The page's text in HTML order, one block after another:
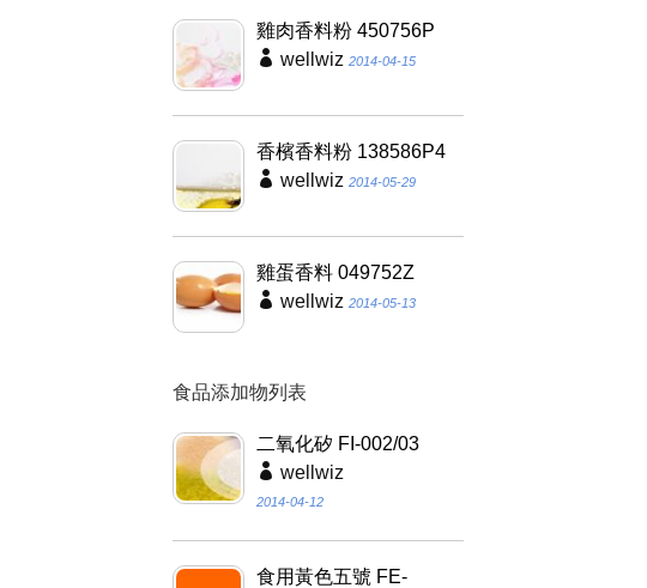
雞肉香料粉 450756P
wellwiz 2014-04-15
香檳香料粉 138586P4
wellwiz 2014-05-29
雞蛋香料 049752Z
wellwiz 2014-05-13
食品添加物列表
二氧化矽 FI-002/03
wellwiz
2014-04-12
食用黃色五號 FE-